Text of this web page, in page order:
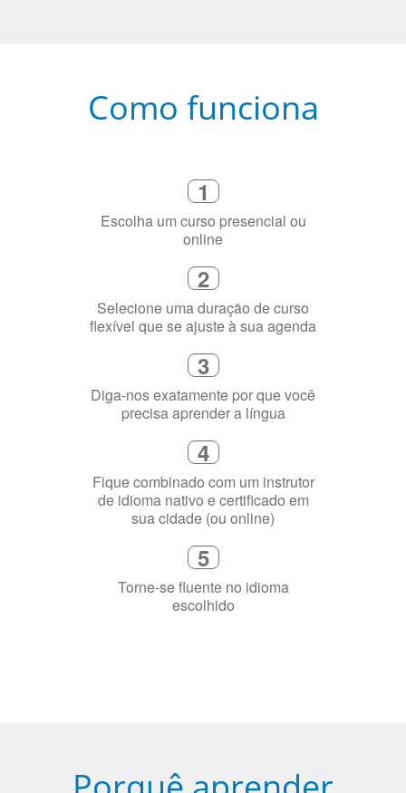
1
Escolha um curso presencial ou
online
2
Selecione uma duração de curso
flexível que se ajuste à sua agenda
3
Diga-nos exatamente por que você
precisa aprender a língua
4
Fique combinado com um instrutor
de idioma nativo e certificado em
sua cidade (ou online)
5